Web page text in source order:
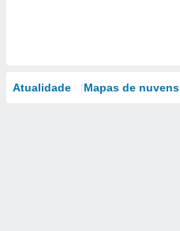
Atualidade Mapas de nuvens